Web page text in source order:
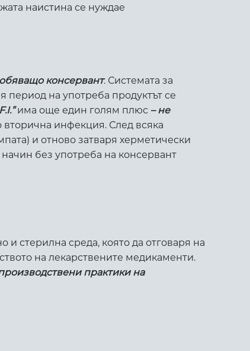
наистина се нуждае
консервант. Системата за
период на употреба продуктът се
има още един голям плюс – не
инфекция. След всяка
и отново затваря херметически
без употреба на консервант
стерилна среда, която да отговаря на
на лекарствените медикаменти.
практики на